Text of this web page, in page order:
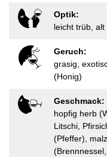
Optik:
leicht trüb,
Geruch:
grasig,
(Honig)
Geschmack:
hopfig herb
Litschi,
(Pfeffer),